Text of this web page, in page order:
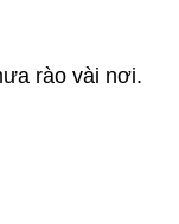
rào vài nơi.